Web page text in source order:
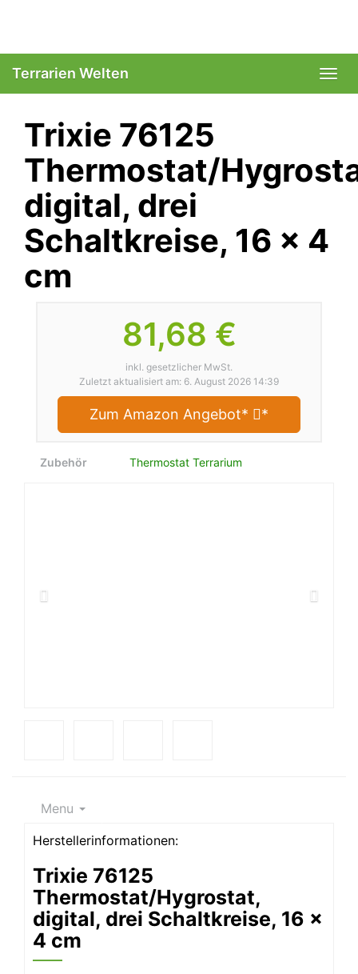
Terrarien Welten
Trixie 76125
Thermostat/
digital, drei
Schaltkreise, 16 × 4
cm
81,68 €
inkl. gesetzlicher MwSt.
Zuletzt aktualisiert am: 6. August 2026 14:39
Zum Amazon Angebot* *
Zubehör Thermostat Terrarium
Menu
Herstellerinformationen:
Trixie 76125
Thermostat/Hygrostat,
digital, drei Schaltkreise, 16 ×
4 cm